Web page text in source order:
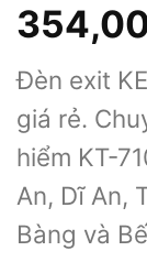
Đèn exit
giá rẻ.
hiểm KT-
An, Dĩ An,
Bàng và